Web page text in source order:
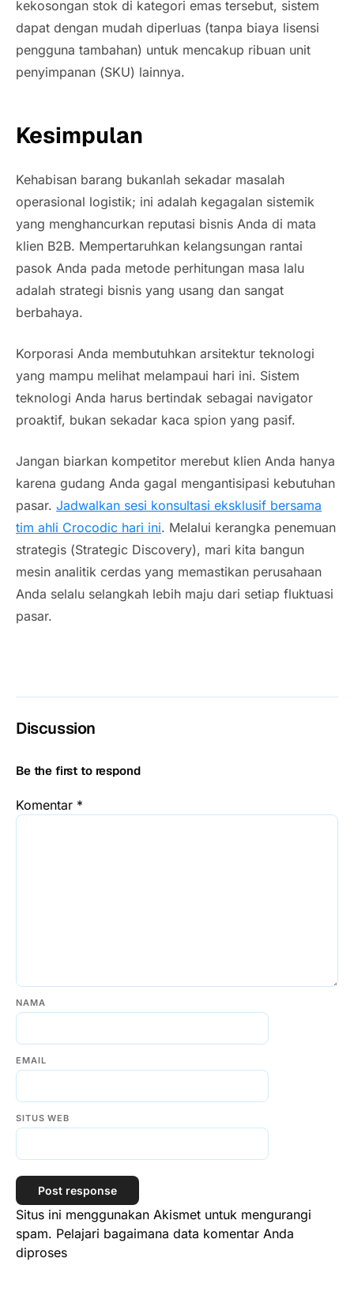
kekosongan stok di kategori emas tersebut, sistem
dapat dengan mudah diperluas (tanpa biaya lisensi
pengguna tambahan) untuk mencakup ribuan unit
penyimpanan (SKU) lainnya.
Kesimpulan
Kehabisan barang bukanlah sekadar masalah
operasional logistik; ini adalah kegagalan sistemik
yang menghancurkan reputasi bisnis Anda di mata
klien B2B. Mempertaruhkan kelangsungan rantai
pasok Anda pada metode perhitungan masa lalu
adalah strategi bisnis yang usang dan sangat
berbahaya.
Korporasi Anda membutuhkan arsitektur teknologi
yang mampu melihat melampaui hari ini. Sistem
teknologi Anda harus bertindak sebagai navigator
proaktif, bukan sekadar kaca spion yang pasif.
Jangan biarkan kompetitor merebut klien Anda hanya
karena gudang Anda gagal mengantisipasi kebutuhan
pasar. Jadwalkan sesi konsultasi eksklusif bersama
tim ahli Crocodic hari ini. Melalui kerangka penemuan
strategis (Strategic Discovery), mari kita bangun
mesin analitik cerdas yang memastikan perusahaan
Anda selalu selangkah lebih maju dari setiap fluktuasi
pasar.
Discussion
Be the first to respond
Komentar *
NAMA
EMAIL
SITUS WEB
Situs ini menggunakan Akismet untuk mengurangi
spam. Pelajari bagaimana data komentar Anda
diproses